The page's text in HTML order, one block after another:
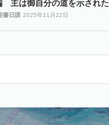
主は御自分の道を示された
書日課 2025年11月22日